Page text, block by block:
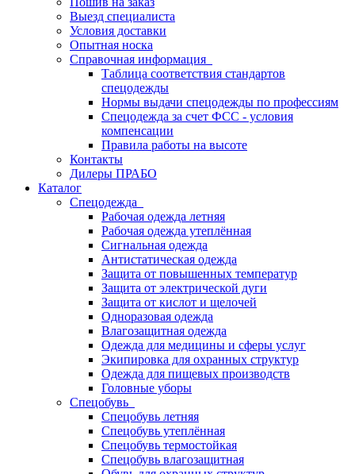
Выезд специалиста
Условия доставки
Опытная носка
Справочная информация
Таблица соответствия стандартов
спецодежды
Нормы выдачи спецодежды по профессиям
Спецодежда за счет ФСС - условия
компенсации
Правила работы на высоте
Контакты
Дилеры ПРАБО
Каталог
Спецодежда
Рабочая одежда летняя
Рабочая одежда утеплённая
Сигнальная одежда
Антистатическая одежда
Защита от повышенных температур
Защита от электрической дуги
Защита от кислот и щелочей
Одноразовая одежда
Влагозащитная одежда
Одежда для медицины и сферы услуг
Экипировка для охранных структур
Одежда для пищевых производств
Головные уборы
Спецобувь
Спецобувь летняя
Спецобувь утеплённая
Спецобувь термостойкая
Спецобувь влагозащитная